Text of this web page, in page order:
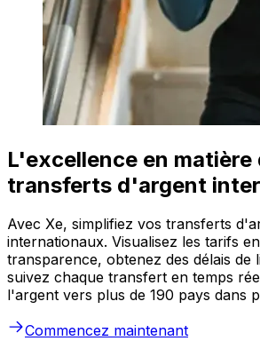
L'excellence en matière
transferts d'argent
Avec Xe, simplifiez vos transferts
internationaux. Visualisez les tarifs
transparence, obtenez des délais de
suivez chaque transfert en temps
l'argent vers plus de 190 pays dans
Commencez maintenant